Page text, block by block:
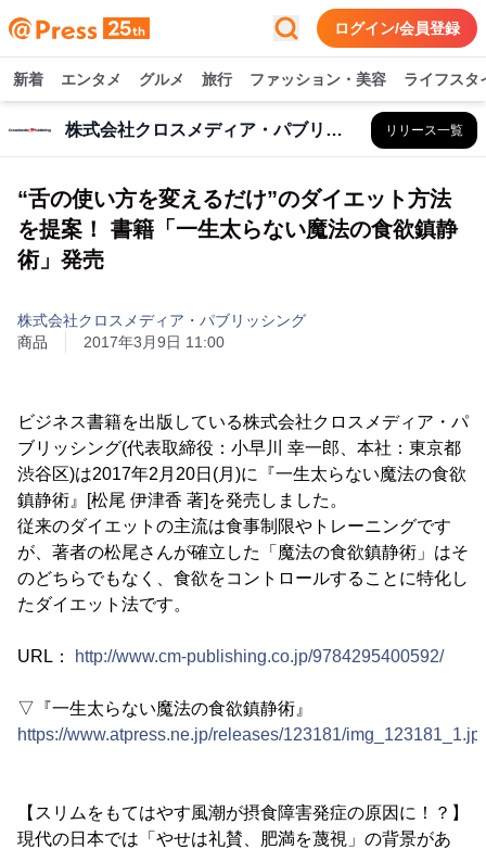
ログイン/会員登録
新着 エンタメ グルメ 旅行 ファッション・美容 ライフスタ
株式会社クロスメディア・パブリッシング リリース一覧
“舌の使い方を変えるだけ”のダイエット方法
を提案！ 書籍「一生太らない魔法の食欲鎮静
術」発売
株式会社クロスメディア・パブリッシング
商品
2017年3月9日 11:00
ビジネス書籍を出版している株式会社クロスメディア・パ
ブリッシング(代表取締役：小早川 幸一郎、本社：東京都
渋谷区)は2017年2月20日(月)に『一生太らない魔法の食欲
鎮静術』[松尾 伊津香 著]を発売しました。
従来のダイエットの主流は食事制限やトレーニングです
が、著者の松尾さんが確立した「魔法の食欲鎮静術」はそ
のどちらでもなく、食欲をコントロールすることに特化し
たダイエット法です。
URL： http://www.cm-publishing.co.jp/9784295400592/
▽『一生太らない魔法の食欲鎮静術』
https://www.atpress.ne.jp/releases/123181/
【スリムをもてはやす風潮が摂食障害発症の原因に！？】
現代の日本では「やせは礼賛、肥満を蔑視」の背景があ